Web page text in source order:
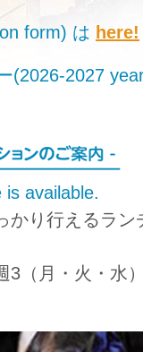
form) は here!
(2026-2027
available.
かり行えるラン
3（月・火・水